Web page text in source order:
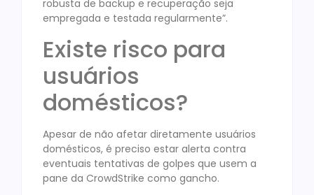
robusta de backup e recuperação seja
empregada e testada regularmente”.
Existe risco para
usuários
domésticos?
Apesar de não afetar diretamente usuários
domésticos, é preciso estar alerta contra
eventuais tentativas de golpes que usem a
pane da CrowdStrike como gancho.